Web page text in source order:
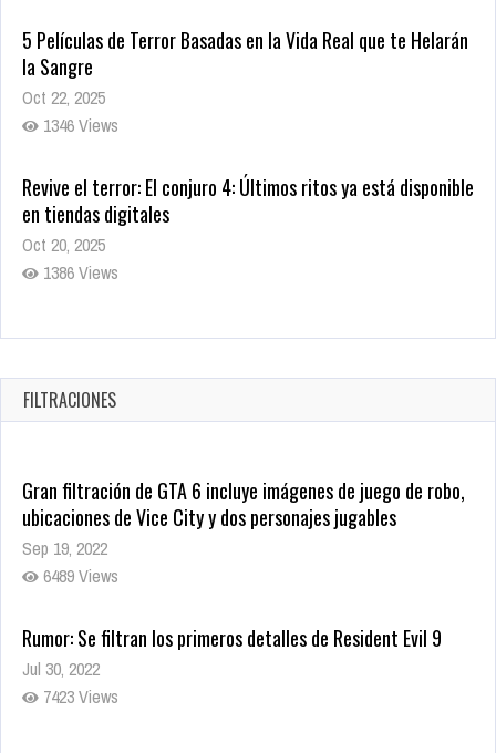
5 Películas de Terror Basadas en la Vida Real que te Helarán
la Sangre
Oct 22, 2025
1346 Views
Revive el terror: El conjuro 4: Últimos ritos ya está disponible
en tiendas digitales
Oct 20, 2025
1386 Views
Warner Bros. lleva a las tiendas digitales su racha de
Oct 17, 2025
1440 Views
FILTRACIONES
Gran filtración de GTA 6 incluye imágenes de juego de robo,
ubicaciones de Vice City y dos personajes jugables
Sep 19, 2022
6489 Views
Rumor: Se filtran los primeros detalles de Resident Evil 9
Jul 30, 2022
7423 Views